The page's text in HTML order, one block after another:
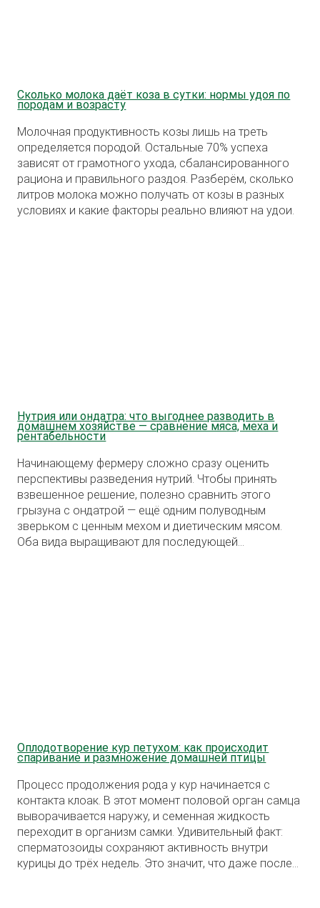
Сколько молока даёт коза в сутки: нормы удоя по
породам и возрасту
Молочная продуктивность козы лишь на треть
определяется породой. Остальные 70% успеха
зависят от грамотного ухода, сбалансированного
рациона и правильного раздоя. Разберём, сколько
литров молока можно получать от козы в разных
условиях и какие факторы реально влияют на удои.
Нутрия или ондатра: что выгоднее разводить в
домашнем хозяйстве — сравнение мяса, меха и
рентабельности
Начинающему фермеру сложно сразу оценить
перспективы разведения нутрий. Чтобы принять
взвешенное решение, полезно сравнить этого
грызуна с ондатрой — ещё одним полуводным
зверьком с ценным мехом и диетическим мясом.
Оба вида выращивают для последующей
Оплодотворение кур петухом: как происходит
спаривание и размножение домашней птицы
Процесс продолжения рода у кур начинается с
контакта клоак. В этот момент половой орган самца
выворачивается наружу, и семенная жидкость
переходит в организм самки. Удивительный факт:
сперматозоиды сохраняют активность внутри
курицы до трёх недель. Это значит, что даже после